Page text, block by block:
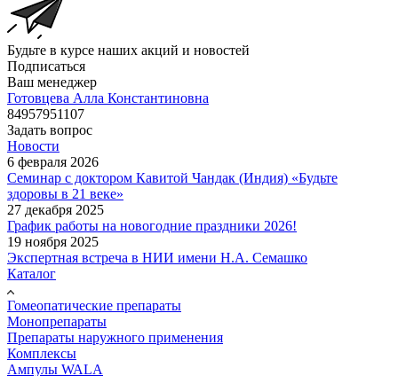
Будьте в курсе наших акций и новостей
Подписаться
Ваш менеджер
Готовцева Алла Константиновна
84957951107
Задать вопрос
Новости
6 февраля 2026
Семинар с доктором Кавитой Чандак (Индия) «Будьте
здоровы в 21 веке»
27 декабря 2025
График работы на новогодние праздники 2026!
19 ноября 2025
Экспертная встреча в НИИ имени Н.А. Семашко
Каталог
Гомеопатические препараты
Монопрепараты
Препараты наружного применения
Комплексы
Ампулы WALA